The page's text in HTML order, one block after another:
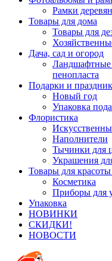
Рамки
Товары для дома
Товары для
Дача, сад и огород
Ландшафтные
пенопласта
Подарки и праздник
Новый год
Упаковка
Флористика
Наполнители
Тычинки для
Украшения
Товары для красоты
Косметика
Приборы для
Упаковка
НОВИНКИ
СКИДКИ!
НОВОСТИ